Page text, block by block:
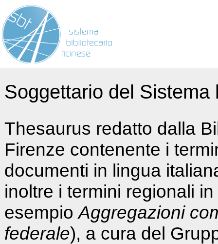
Soggettario del
Thesaurus redatto dalla
Firenze contenente i
documenti in lingua
inoltre i termini regionali
esempioAggregazioni
federale), a cura del